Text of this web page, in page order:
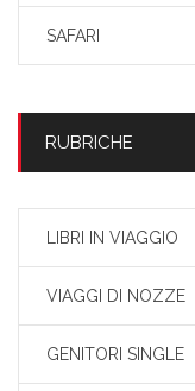
SAFARI
RUBRICHE
LIBRI IN VIAGGIO
VIAGGI DI NOZZE
GENITORI SINGLE